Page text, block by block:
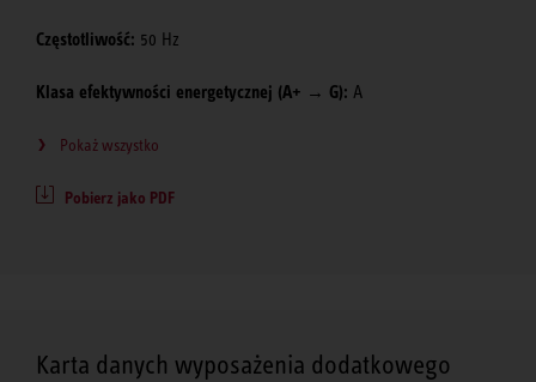
Częstotliwość: 50 Hz
Klasa efektywności energetycznej (A+ → G): A
Pokaż wszystko
Pobierz jako PDF
Karta danych wyposażenia dodatkowego